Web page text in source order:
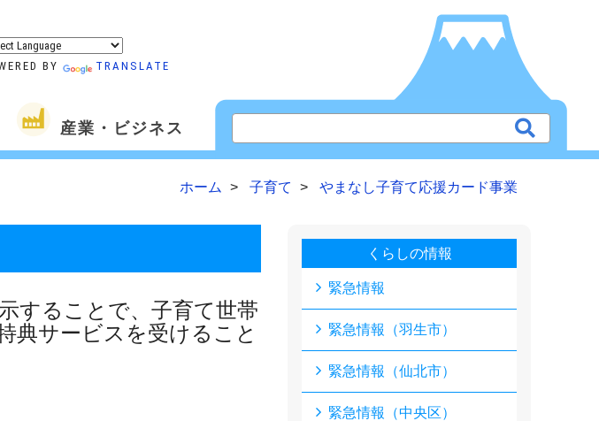
BY TRANSLATE
産業・ビジネス
ホーム 子育て やまなし子育て応援カード事業
することで、子育て世帯
典サービスを受けること
くらしの情報
緊急情報
緊急情報（羽生市）
緊急情報（仙北市）
緊急情報（中央区）